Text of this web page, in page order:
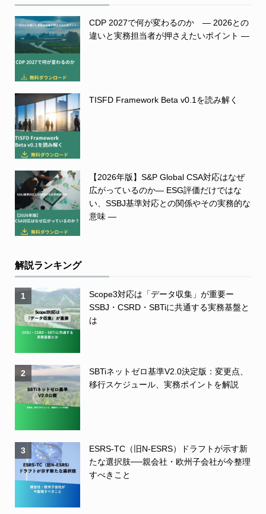
CDP 2027で何が変わるのか ― 2026との
違いと実務担当者が押さえたいポイント ―
TISFD Framework Beta v0.1を読み解く
【2026年版】S&P Global CSA対応はなぜ
広がっているのか― ESG評価だけではな
い、SSBJ基準対応との関係やその実務的な
意味 ―
解説ランキング
1
Scope3対応は「データ収集」が重要ー
SSBJ・CSRD・SBTiに共通する実務基盤と
は
2
SBTiネットゼロ基準V2.0決定版：変更点、
移行スケジュール、実務ポイントを解説
3
ESRS-TC（旧N-ESRS）ドラフトが示す新
たな選択肢──親会社・欧州子会社が今整理
すべきこと